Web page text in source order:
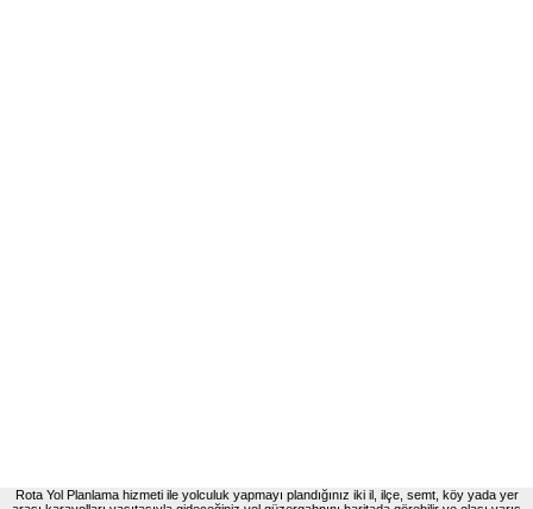
Rota Yol Planlama hizmeti ile yolculuk yapmayı plandığınız iki il, ilçe, semt, köy yada yer